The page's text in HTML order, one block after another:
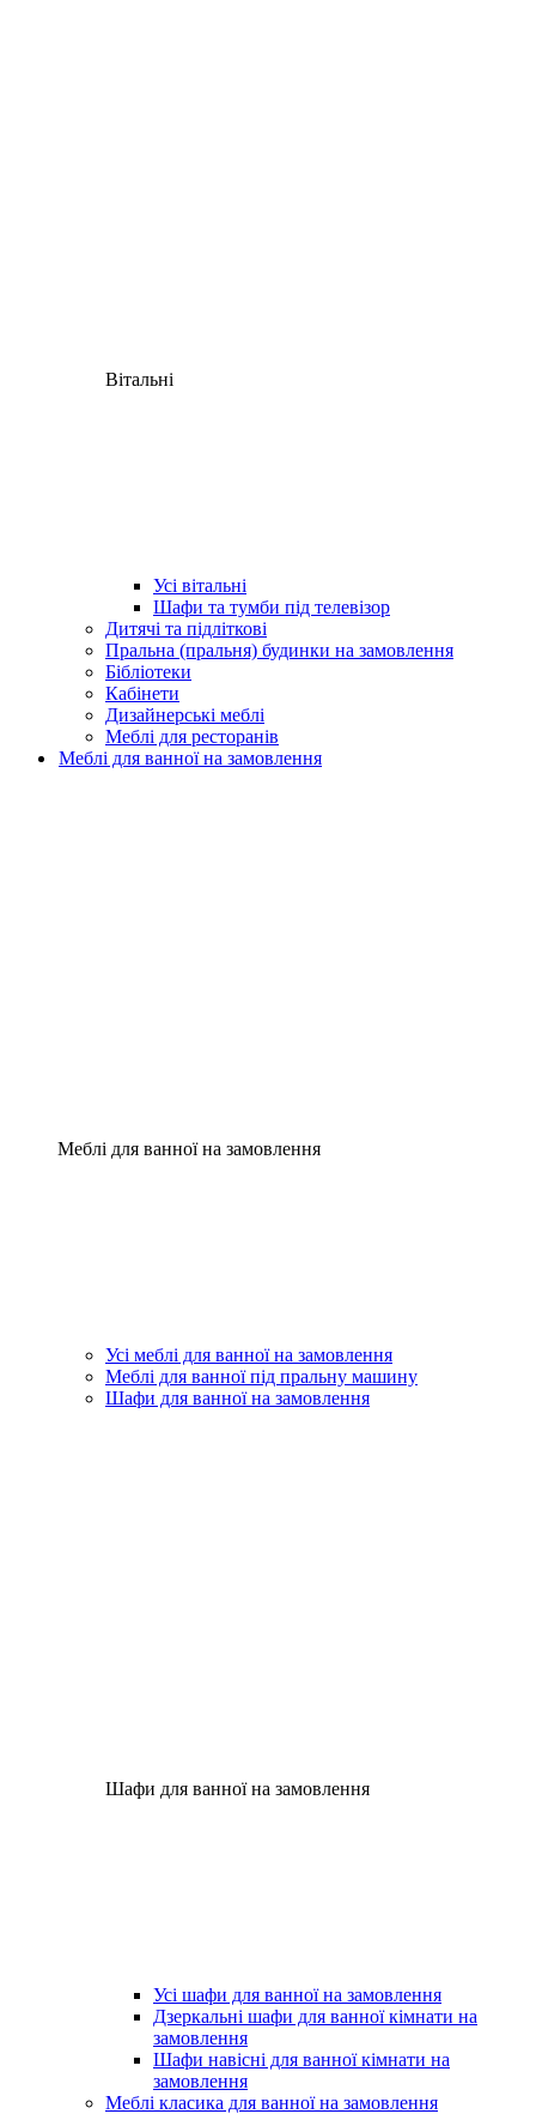
Вітальні
Усі вітальні
Шафи та тумби під телевізор
Дитячі та підліткові
Пральна (пральня) будинки на замовлення
Бібліотеки
Кабінети
Дизайнерські меблі
Меблі для ресторанів
Меблі для ванної на замовлення
Меблі для ванної на замовлення
Усі меблі для ванної на замовлення
Меблі для ванної під пральну машину
Шафи для ванної на замовлення
Шафи для ванної на замовлення
Усі шафи для ванної на замовлення
Дзеркальні шафи для ванної кімнати на
замовлення
Шафи навісні для ванної кімнати на
замовлення
Меблі класика для ванної на замовлення